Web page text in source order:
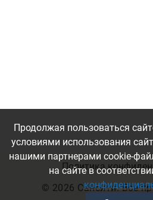
© 2026 Сансити. Все
Политика
Продолжая пользоваться
условиями использования
нашими партнерами cookie-
на сайте в